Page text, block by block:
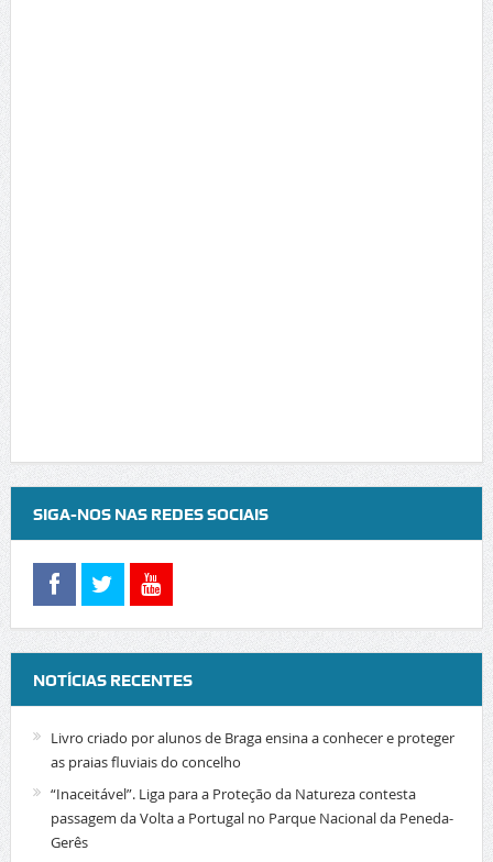
SIGA-NOS NAS REDES SOCIAIS
NOTÍCIAS RECENTES
Livro criado por alunos de Braga ensina a conhecer e proteger
as praias fluviais do concelho
“Inaceitável”. Liga para a Proteção da Natureza contesta
passagem da Volta a Portugal no Parque Nacional da Peneda-
Gerês